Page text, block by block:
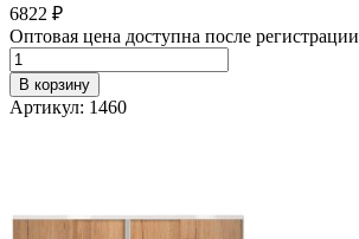
6822 ₽
Оптовая цена доступна после регистрации
В корзину
Артикул: 1460